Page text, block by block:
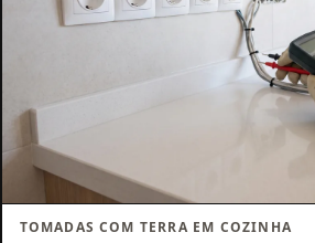
TOMADAS COM TERRA EM COZINHA